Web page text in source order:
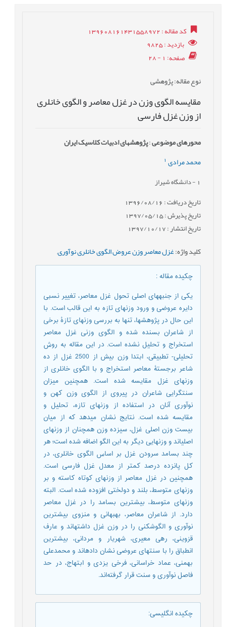
کد مقاله: 139608161431558972
بازدید: 9825
صفحه: 1 - 28
نوع مقاله: پژوهشی
مقایسه الگوی وزن‏ در غزل معاصر و الگوی خانلری
از وزن‏ غزل فارسی
محورهای موضوعی:پژوهش‎های ادبیات کلاسیک ایران
محمد مرادی
- دانشگاه شیراز
تاریخ دریافت : 1396/08/16
تاریخ پذیرش : 1397/05/15
تاریخ انتشار : 1397/10/17
کلید واژه:غزل معاصر وزن عروض الگوی خانلری نوآوری,
چکیده مقاله:
یکی از جنبه‏های اصلی تحول غزل معاصر، تغییر نسبی
دایره عروضی و ورود وزن‏های تازه به این قالب است. با
این حال در پژوهش‏ها، تنها به بررسی وزن‏های تازۀ برخی
از شاعران بسنده شده و الگوی وزنی غزل معاصر
استخراج و تحلیل نشده است. در این مقاله به روش
تحلیلی- تطبیقی، ابتدا وزن بیش از 2500 غزل از ده
شاعر برجستۀ معاصر استخراج و با الگوی خانلری از
وزن‏های غزل مقایسه شده است. همچنین میزان
سنت‏گرایی شاعران در پیروی از الگوی وزن کهن و
نوآوری آنان در استفاده از وزن‏های تازه، تحلیل و
مقایسه شده است. نتایج نشان می‏دهد که از میان
بیست وزن اصلی غزل، سیزده وزن همچنان از وزن‏های
اصلی‏اند و وزن‏هایی دیگر به این الگو اضافه شده است؛ هر
چند بسامد سرودن غزل بر اساس الگوی خانلری، در
کل پانزده درصد کمتر از معدل غزل فارسی است.
همچنین در غزل معاصر از وزن‏های کوتاه کاسته و بر
وزن‏های متوسط، بلند و دولختی افزوده شده است. البته
وزن‏های متوسط، بیشترین بسامد را در غزل معاصر
دارد. از شاعران معاصر، بهبهانی و منزوی بیشترین
نوآوری و الگوشکنی را در وزن غزل داشته‏اند و عارف
قزوینی، رهی معیری، شهریار و مردانی، بیشترین
انطباق را با سنت‏های عروضی نشان داده‏اند و محمدعلی
بهمنی، عماد خراسانی، فرخی یزدی و ابتهاج، در حد
فاصل نوآوری و سنت قرار گرفته‏‌اند.
چکیده انگلیسی: